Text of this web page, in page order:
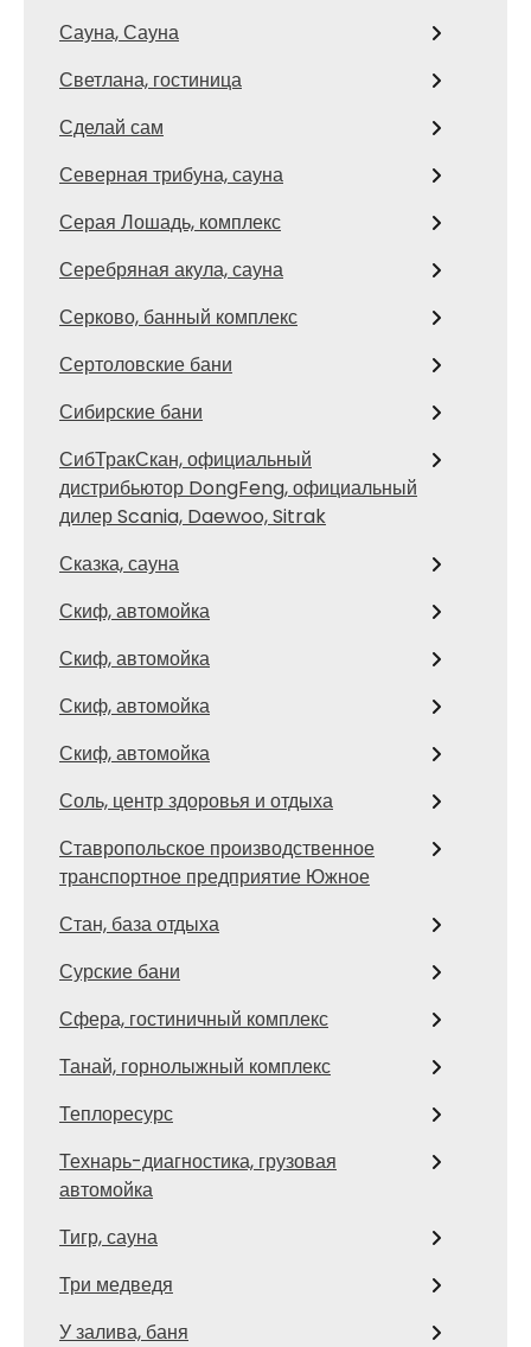
Сауна, Сауна
Светлана, гостиница
Сделай сам
Северная трибуна, сауна
Серая Лошадь, комплекс
Серебряная акула, сауна
Серково, банный комплекс
Сертоловские бани
Сибирские бани
СибТракСкан, официальный
дистрибьютор DongFeng, официальный
дилер Scania, Daewoo, Sitrak
Сказка, сауна
Скиф, автомойка
Скиф, автомойка
Скиф, автомойка
Скиф, автомойка
Соль, центр здоровья и отдыха
Ставропольское производственное
транспортное предприятие Южное
Стан, база отдыха
Сурские бани
Сфера, гостиничный комплекс
Танай, горнолыжный комплекс
Теплоресурс
Технарь-диагностика, грузовая
автомойка
Тигр, сауна
Три медведя
У залива, баня